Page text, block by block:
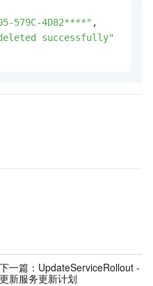
579C-4D82****" ,
successfully"
下一篇： UpdateServiceRollout -
更新服务更新计划